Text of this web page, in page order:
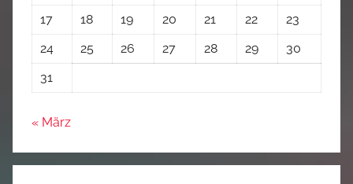
17
18 19 20 21 22
23
24
25 26 27 28 29
30
31
« März